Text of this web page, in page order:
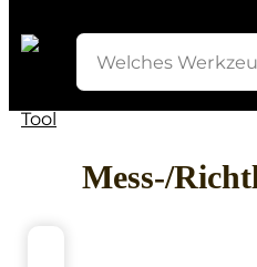
Mess-/